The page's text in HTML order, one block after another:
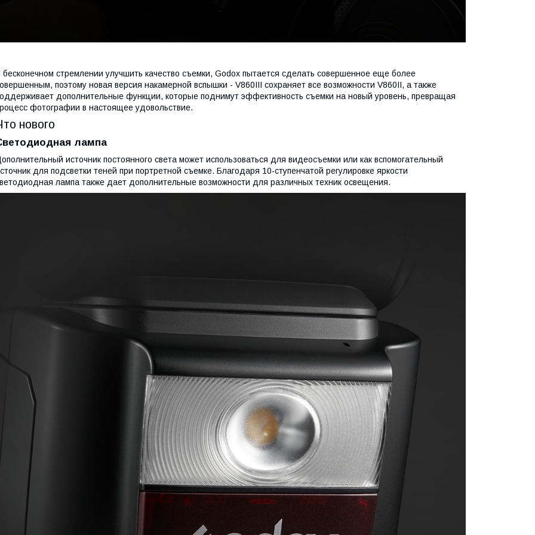
бесконечном стремлении улучшить качество съемки, Godox пытается сделать совершенное еще более
поэтому новая версия накамерной вспышки - V860III сохраняет все возможности V860II, а также
дополнительные функции, которые поднимут эффективность съемки на новый уровень, превращая
фотографии в настоящее удовольствие.
нового
лампа
источник постоянного света может использоваться для видеосъемки или как вспомогательный
для подсветки теней при портретной съемке. Благодаря 10-ступенчатой ​​регулировке яркости
лампа также дает дополнительные возможности для различных техник освещения.